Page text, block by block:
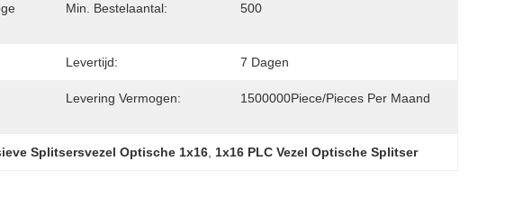
Min. Bestelaantal: 500
Levertijd: 7 Dagen
Levering Vermogen: 1500000Piece/Pieces Per Maand
Splitsersvezel Optische 1x16 1x16 PLC Vezel Optische Splitser